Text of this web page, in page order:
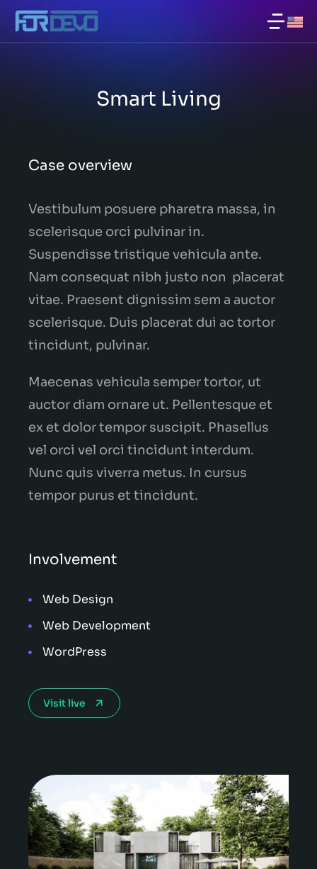
Smart Living
Case overview
Vestibulum posuere pharetra massa, in
scelerisque orci pulvinar in.
Suspendisse tristique vehicula ante.
Nam consequat nibh justo non placerat
vitae. Praesent dignissim sem a auctor
scelerisque. Duis placerat dui ac tortor
tincidunt, pulvinar.
Maecenas vehicula semper tortor, ut
auctor diam ornare ut. Pellentesque et
ex et dolor tempor suscipit. Phasellus
vel orci vel orci tincidunt interdum.
Nunc quis viverra metus. In cursus
tempor purus et tincidunt.
Involvement
Web Design
Web Development
WordPress
Visit live